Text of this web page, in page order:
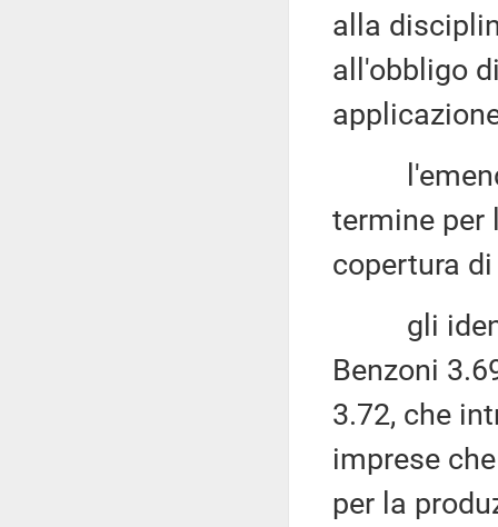
alla
all'obbligo
termine per
copertura
gli
Benzoni
3.72, che
imprese
per la